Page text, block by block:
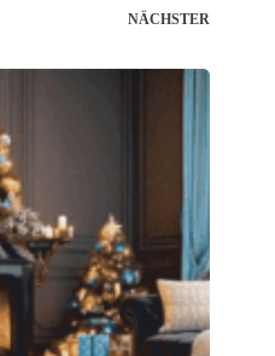
NÄCHSTER